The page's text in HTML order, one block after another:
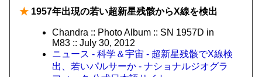
★ 1957年出現の若い超新星残骸からX線を検出
Chandra :: Photo Album :: SN 1957D in
M83 :: July 30, 2012
ニュース - 科学＆宇宙 - 超新星残骸でX線検
出、若いパルサーか - ナショナルジオグラ